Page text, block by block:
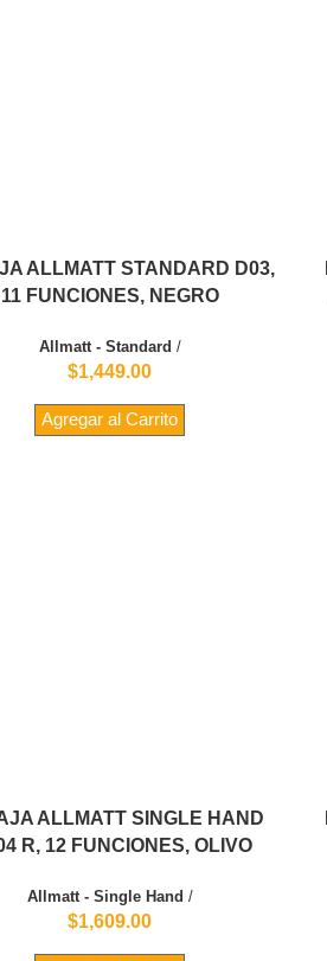
ALLMATT STANDARD D03,
11 FUNCIONES, NEGRO
Allmatt - Standard /
$1,449.00
Agregar al Carrito
ALLMATT SINGLE HAND
R, 12 FUNCIONES, OLIVO
Allmatt - Single Hand /
$1,609.00